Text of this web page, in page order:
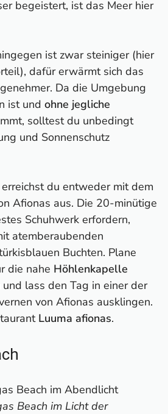
begeistert, ist das Meer hier
ist zwar steiniger (hier
dafür erwärmt sich das
Da die Umgebung
ist und ohne jegliche
solltest du unbedingt
und Sonnenschutz
du entweder mit dem
Afionas aus. Die 20-minütige
Schuhwerk erfordern,
atemberaubenden
Buchten. Plane
die nahe Höhlenkapelle
und lass den Tag in einer der
von Afionas ausklingen.
Luuma afionas.
Beach im Licht der